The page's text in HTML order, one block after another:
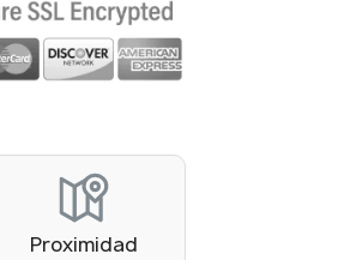
Proximidad